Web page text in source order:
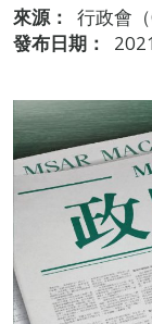
來源：
行政會（
發布日期：